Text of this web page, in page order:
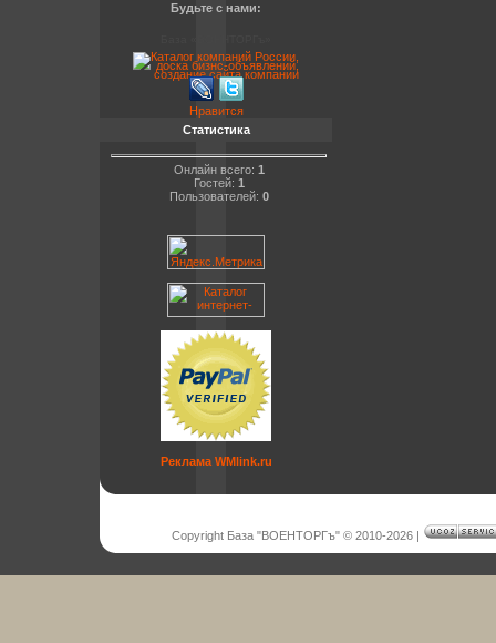
Будьте с нами:
Нравится
Статистика
Онлайн всего: 1
Гостей: 1
Пользователей: 0
Реклама WMlink.ru
Copyright База "ВОЕНТОРГъ" © 2010-2026|